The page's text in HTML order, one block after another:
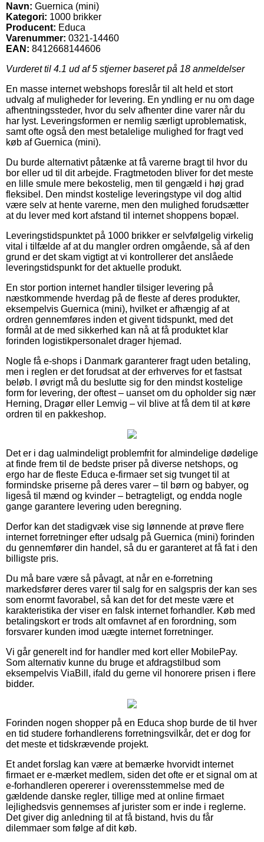
Navn: Guernica (mini)
Kategori: 1000 brikker
Producent: Educa
Varenummer: 0321-14460
EAN: 8412668144606
Vurderet til 4.1 ud af 5 stjerner baseret på 18 anmeldelser
En masse internet webshops foreslår til alt held et stort
udvalg af muligheder for levering. En yndling er nu om dage
afhentningssteder, hvor du selv afhenter dine varer når du
har lyst. Leveringsformen er nemlig særligt uproblematisk,
samt ofte også den mest betalelige mulighed for fragt ved
køb af Guernica (mini).
Du burde alternativt påtænke at få varerne bragt til hvor du
bor eller ud til dit arbejde. Fragtmetoden bliver for det meste
en lille smule mere bekostelig, men til gengæld i høj grad
fleksibel. Den mindst kostelige leveringstype vil dog altid
være selv at hente varerne, men den mulighed forudsætter
at du lever med kort afstand til internet shoppens bopæl.
Leveringstidspunktet på 1000 brikker er selvfølgelig virkelig
vital i tilfælde af at du mangler ordren omgående, så af den
grund er det skam vigtigt at vi kontrollerer det anslåede
leveringstidspunkt for det aktuelle produkt.
En stor portion internet handler tilsiger levering på
næstkommende hverdag på de fleste af deres produkter,
eksempelvis Guernica (mini), hvilket er afhængig af at
ordren gennemføres inden et givent tidspunkt, med det
formål at de med sikkerhed kan nå at få produktet klar
forinden logistikpersonalet drager hjemad.
Nogle få e-shops i Danmark garanterer fragt uden betaling,
men i reglen er det forudsat at der erhverves for et fastsat
beløb. I øvrigt må du beslutte sig for den mindst kostelige
form for levering, der oftest – uanset om du opholder sig nær
Herning, Dragør eller Lemvig – vil blive at få dem til at køre
ordren til en pakkeshop.
Det er i dag ualmindeligt problemfrit for almindelige dødelige
at finde frem til de bedste priser på diverse netshops, og
ergo har de fleste Educa e-firmaer set sig tvunget til at
formindske priserne på deres varer – til børn og babyer, og
ligeså til mænd og kvinder – betragteligt, og endda nogle
gange garantere levering uden beregning.
Derfor kan det stadigvæk vise sig lønnende at prøve flere
internet forretninger efter udsalg på Guernica (mini) forinden
du gennemfører din handel, så du er garanteret at få fat i den
billigste pris.
Du må bare være så påvagt, at når en e-forretning
markedsfører deres varer til salg for en salgspris der kan ses
som enormt favorabel, så kan det for det meste være et
karakteristika der viser en falsk internet forhandler. Køb med
betalingskort er trods alt omfavnet af en forordning, som
forsvarer kunden imod uægte internet forretninger.
Vi går generelt ind for handler med kort eller MobilePay.
Som alternativ kunne du bruge et afdragstilbud som
eksempelvis ViaBill, ifald du gerne vil honorere prisen i flere
bidder.
Forinden nogen shopper på en Educa shop burde de til hver
en tid studere forhandlerens forretningsvilkår, det er dog for
det meste et tidskrævende projekt.
Et andet forslag kan være at bemærke hvorvidt internet
firmaet er e-mærket medlem, siden det ofte er et signal om at
e-forhandleren opererer i overensstemmelse med de
gældende danske regler, tillige med at online firmaet
lejlighedsvis gennemses af jurister som er inde i reglerne.
Det giver dig anledning til at få bistand, hvis du får
dilemmaer som følge af dit køb.